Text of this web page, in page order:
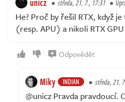
středa, 21. 7., 17:31
He? Proč by řešil RTX, když
(resp. APU) a nikoli RTX
Odpovědět
Miky INDIAN středa, 21.
@unicz Pravda pravdoucí.